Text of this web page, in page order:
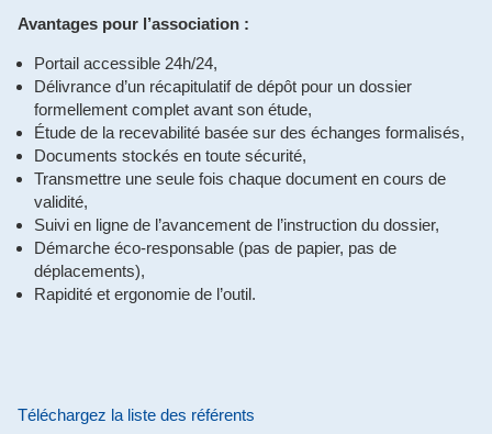
Avantages pour l’association :
Portail accessible 24h/24,
Délivrance d’un récapitulatif de dépôt pour un dossier
formellement complet avant son étude,
Étude de la recevabilité basée sur des échanges formalisés,
Documents stockés en toute sécurité,
Transmettre une seule fois chaque document en cours de
validité,
Suivi en ligne de l’avancement de l’instruction du dossier,
Démarche éco-responsable (pas de papier, pas de
déplacements),
Rapidité et ergonomie de l’outil.
Téléchargez la liste des référents